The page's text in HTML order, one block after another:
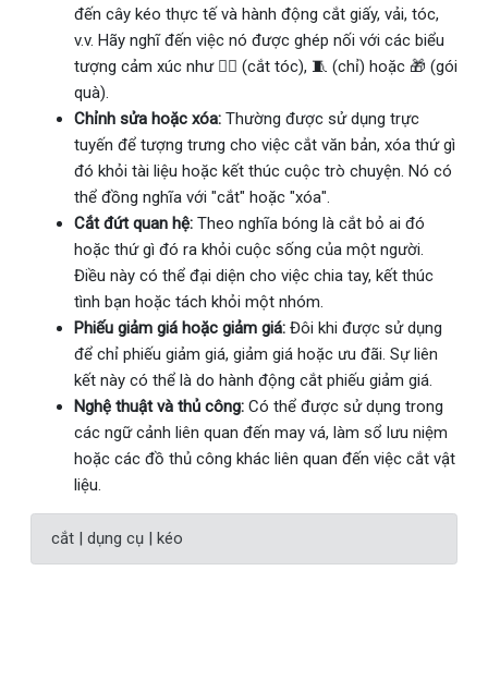
đến cây kéo thực tế và hành động cắt giấy, vải, tóc,
v.v. Hãy nghĩ đến việc nó được ghép nối với các biểu
tượng cảm xúc như 💇‍♀️ (cắt tóc), 🧵 (chỉ) hoặc 🎁 (gói
quà).
Chỉnh sửa hoặc xóa: Thường được sử dụng trực
tuyến để tượng trưng cho việc cắt văn bản, xóa thứ gì
đó khỏi tài liệu hoặc kết thúc cuộc trò chuyện. Nó có
thể đồng nghĩa với "cắt" hoặc "xóa".
Cắt đứt quan hệ: Theo nghĩa bóng là cắt bỏ ai đó
hoặc thứ gì đó ra khỏi cuộc sống của một người.
Điều này có thể đại diện cho việc chia tay, kết thúc
tình bạn hoặc tách khỏi một nhóm.
Phiếu giảm giá hoặc giảm giá: Đôi khi được sử dụng
để chỉ phiếu giảm giá, giảm giá hoặc ưu đãi. Sự liên
kết này có thể là do hành động cắt phiếu giảm giá.
Nghệ thuật và thủ công: Có thể được sử dụng trong
các ngữ cảnh liên quan đến may vá, làm sổ lưu niệm
hoặc các đồ thủ công khác liên quan đến việc cắt vật
liệu.
cắt | dụng cụ | kéo